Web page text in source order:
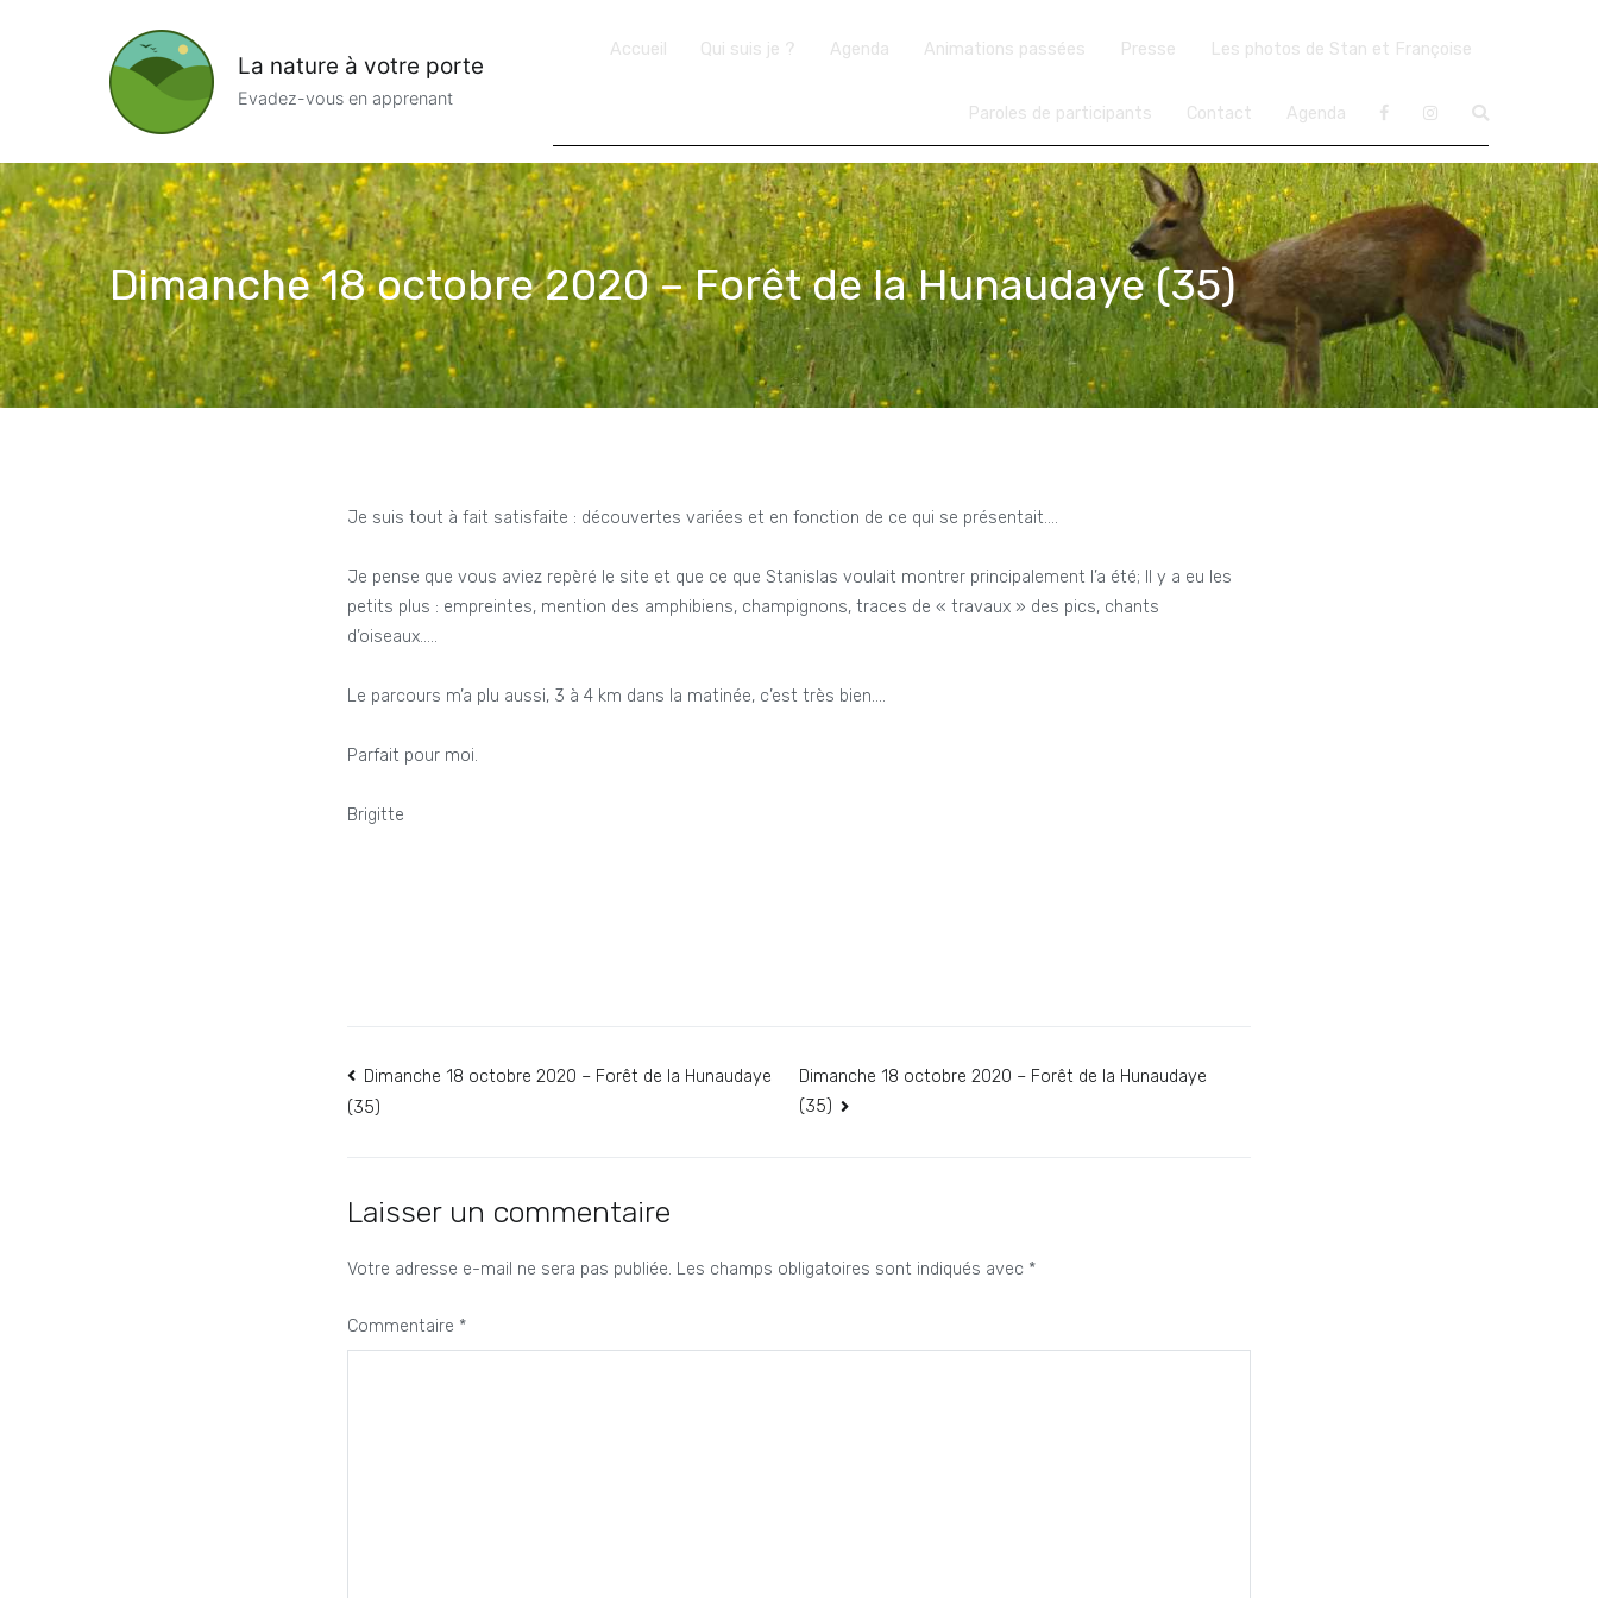
La nature à votre porte
Evadez-vous en apprenant
Accueil Qui suis je ? Agenda Animations passées Presse Les photos de Stan et Françoise
Paroles de participants Contact Agenda
Dimanche 18 octobre 2020 – Forêt de la Hunaudaye (35)
Je suis tout à fait satisfaite : découvertes variées et en fonction de ce qui se présentait….
Je pense que vous aviez repèré le site et que ce que Stanislas voulait montrer principalement l’a été; Il y a eu les
petits plus : empreintes, mention des amphibiens, champignons, traces de « travaux » des pics, chants
d’oiseaux…..
Le parcours m’a plu aussi, 3 à 4 km dans la matinée, c’est très bien….
Parfait pour moi.
Brigitte
Navigation
Dimanche 18 octobre 2020 – Forêt de la Hunaudaye
(35)
Dimanche 18 octobre 2020 – Forêt de la Hunaudaye
(35)
Laisser un commentaire
Votre adresse e-mail ne sera pas publiée. Les champs obligatoires sont indiqués avec *
Commentaire *